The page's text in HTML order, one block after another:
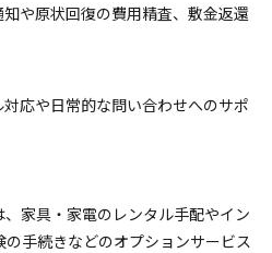
や原状回復の費用精査、敷金返還
応や日常的な問い合わせへのサポ
家具・家電のレンタル手配やイン
手続きなどのオプションサービス